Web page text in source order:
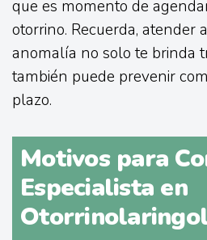
que es momento de
otorrino. Recuerda, atender
anomalía no solo te brinda
también puede prevenir
plazo.
Motivos para
Especialista en